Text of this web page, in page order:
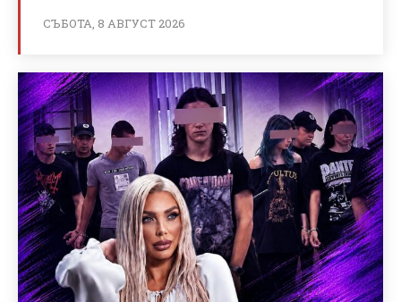
СЪБОТА, 8 АВГУСТ 2026